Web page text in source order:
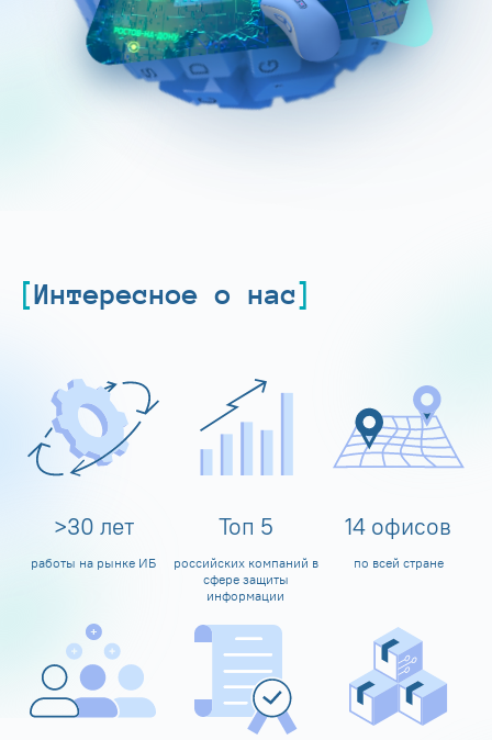
Интересное о нас
>30 лет
работы на рынке ИБ
Топ 5
российских компаний в
сфере защиты
информации
14 офисов
по всей стране